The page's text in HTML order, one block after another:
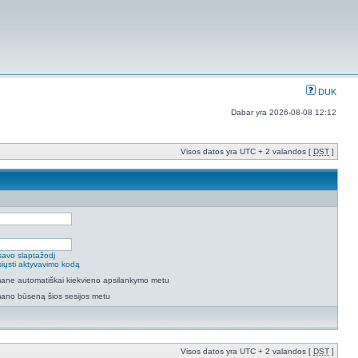
DUK
Dabar yra 2026-08-08 12:12
Visos datos yra UTC + 2 valandos [ DST ]
slaptažodį
aktyvavimo kodą
automatiškai kiekvieno apsilankymo metu
būseną šios sesijos metu
Visos datos yra UTC + 2 valandos [ DST ]